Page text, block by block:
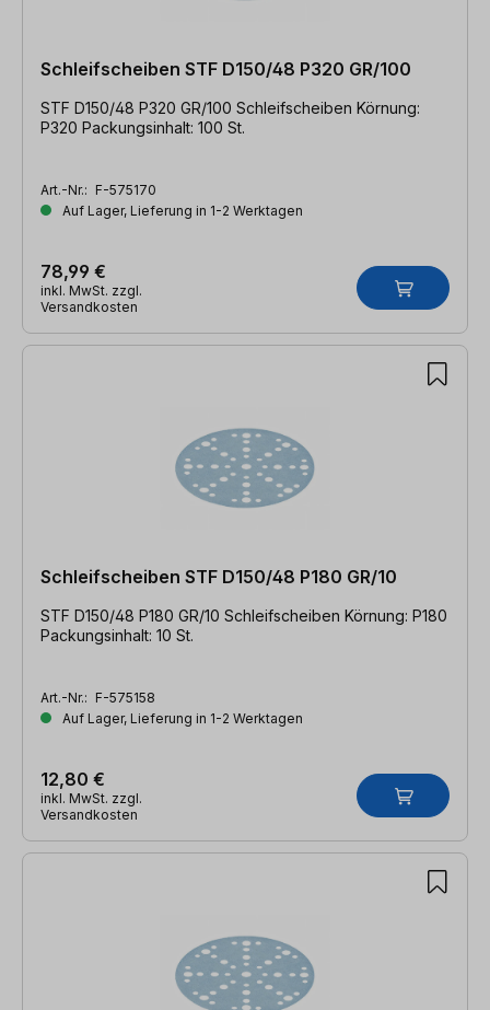
Schleifscheiben STF D150/48 P320 GR/100
STF D150/48 P320 GR/100 Schleifscheiben Körnung:
P320 Packungsinhalt: 100 St.
Art.-Nr.: F-575170
Auf Lager, Lieferung in 1-2 Werktagen
78,99 €
inkl. MwSt. zzgl.
Versandkosten
Schleifscheiben STF D150/48 P180 GR/10
STF D150/48 P180 GR/10 Schleifscheiben Körnung: P180
Packungsinhalt: 10 St.
Art.-Nr.: F-575158
Auf Lager, Lieferung in 1-2 Werktagen
12,80 €
inkl. MwSt. zzgl.
Versandkosten